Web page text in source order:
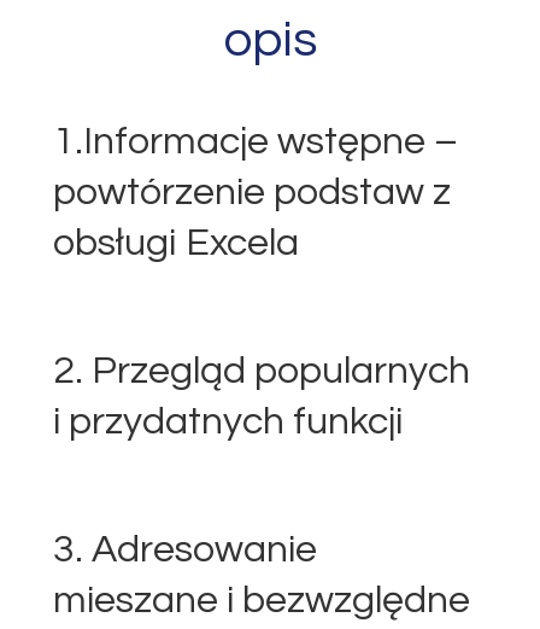
opis
1.Informacje wstępne –
powtórzenie podstaw z
obsługi Excela
2. Przegląd popularnych
i przydatnych funkcji
3. Adresowanie
mieszane i bezwzględne